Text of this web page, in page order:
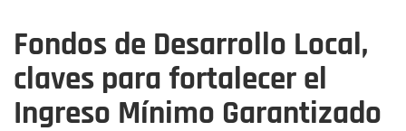
Fondos de Desarrollo Local,
claves para fortalecer el
Ingreso Mínimo Garantizado